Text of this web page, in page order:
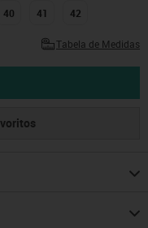
40 41 42
Tabela de Medidas